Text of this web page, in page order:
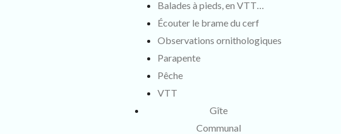
Balades à pieds, en VTT…
Écouter le brame du cerf
Observations ornithologiques
Parapente
Pêche
VTT
Gîte
Communal